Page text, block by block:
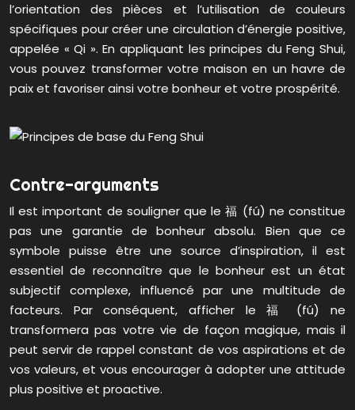
l’orientation des pièces et l’utilisation de couleurs
spécifiques pour créer une circulation d’énergie positive,
appelée « Qi ». En appliquant les principes du Feng Shui,
vous pouvez transformer votre maison en un havre de
paix et favoriser ainsi votre bonheur et votre prospérité.
Contre-arguments
Il est important de souligner que le 福 (fú) ne constitue
pas une garantie de bonheur absolu. Bien que ce
symbole puisse être une source d’inspiration, il est
essentiel de reconnaître que le bonheur est un état
subjectif complexe, influencé par une multitude de
facteurs. Par conséquent, afficher le 福 (fú) ne
transformera pas votre vie de façon magique, mais il
peut servir de rappel constant de vos aspirations et de
vos valeurs, et vous encourager à adopter une attitude
plus positive et proactive.